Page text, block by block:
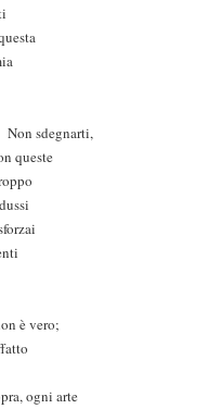
queste
ogni arte